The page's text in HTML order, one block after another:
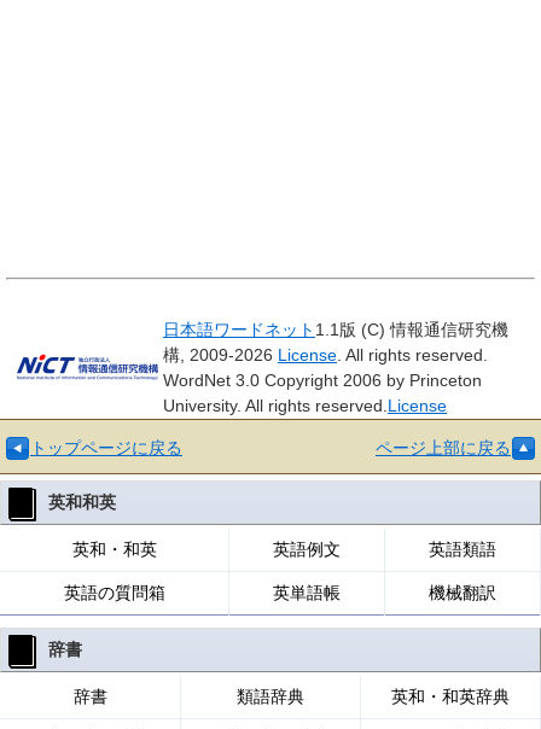
日本語ワードネット 1.1版 (C) 情報通信研究機
構, 2009-2026 License . All rights reserved.
WordNet 3.0 Copyright 2006 by Princeton
University. All rights reserved. License
トップページに戻る ページ上部に戻る
英和和英
英和・和英 英語例文 英語類語
英語の質問箱 英単語帳 機械翻訳
辞書
辞書 類語辞典 英和・和英辞典